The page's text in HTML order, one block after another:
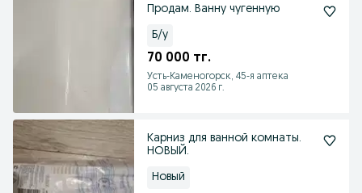
Продам. Ванну чугенную
Б/у
70 000 тг.
Усть-Каменогорск, 45-я аптека
05 августа 2026 г.
Карниз для ванной комнаты.
НОВЫЙ.
Новый